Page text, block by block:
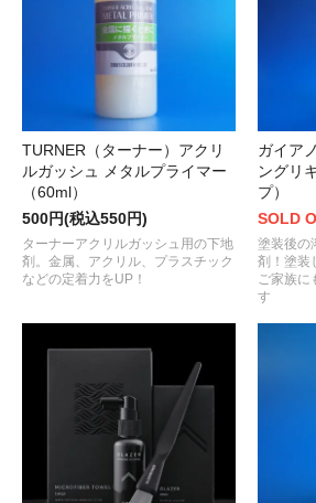
TURNER（ターナー）アクリ
ルガッシュ メタルプライマー
（60ml）
500円(税込550円)
ターナーアクリルガッシュ用の下地
剤。金属、アクリル、プラスチック
などの定着力をUP！
ガイア
ングリ
プ）
SOLD
塗装後の
剤！塗装
ご家族に
す